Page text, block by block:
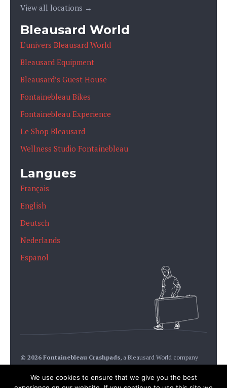
View all locations →
Bleausard World
L’univers Bleausard World
Bleausard Equipment
Bleausard’s Guest House
Fontainebleau Bikes
Fontainebleau Experience
Le Shop Bleausard
Wellness Studio Fontainebleau
Langues
Français
English
Deutsch
Nederlands
Español
© 2026 Fontainebleau Crashpads, a Bleausard World company
We use cookies to ensure that we give you the best